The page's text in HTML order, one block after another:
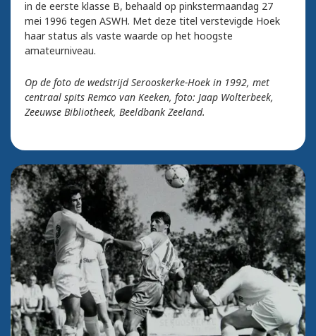
in de eerste klasse B, behaald op pinkstermaandag 27
mei 1996 tegen ASWH. Met deze titel verstevigde Hoek
haar status als vaste waarde op het hoogste
amateurniveau.
Op de foto de wedstrijd Serooskerke-Hoek in 1992, met
centraal spits Remco van Keeken, foto: Jaap Wolterbeek,
Zeeuwse Bibliotheek, Beeldbank Zeeland.